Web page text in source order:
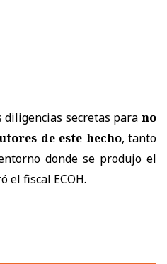
secretas para no
de este hecho, tanto
donde se produjo el
el fiscal ECOH.